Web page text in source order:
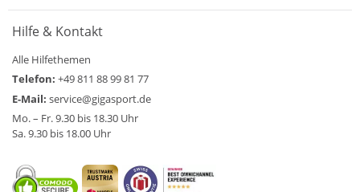
Hilfe & Kontakt
Alle Hilfethemen
Telefon: +49 811 88 99 81 77
E-Mail: service@gigasport.de
Mo. – Fr. 9.30 bis 18.30 Uhr
Sa. 9.30 bis 18.00 Uhr